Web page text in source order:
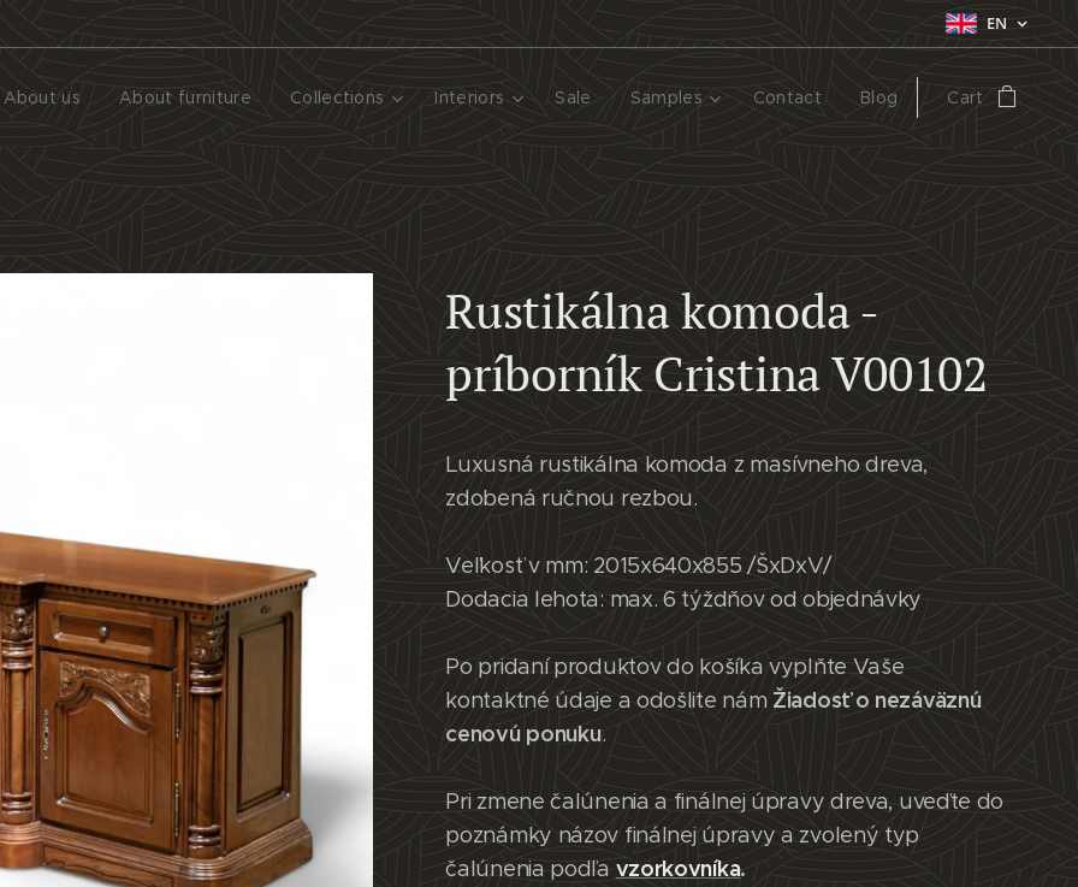
EN
About us About furniture Collections Interiors Sale Samples Contact Blog Cart
Rustikálna komoda -
príborník Cristina V00102
Luxusná rustikálna komoda z masívneho dreva,
zdobená ručnou rezbou.
Veľkosť v mm: 2015x640x855 /ŠxDxV/
Dodacia lehota: max. 6 týždňov od objednávky
Po pridaní produktov do košíka vyplňte Vaše
kontaktné údaje a odošlite nám Žiadosť o nezáväznú
cenovú ponuku.
Pri zmene čalúnenia a finálnej úpravy dreva, uveďte do
poznámky názov finálnej úpravy a zvolený typ
čalúnenia podľa vzorkovníka.